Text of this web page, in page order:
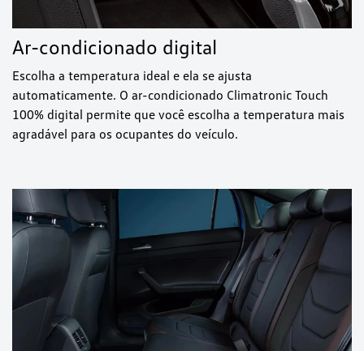
Ar-condicionado digital
Escolha a temperatura ideal e ela se ajusta
automaticamente. O ar-condicionado Climatronic Touch
100% digital permite que você escolha a temperatura mais
agradável para os ocupantes do veículo.